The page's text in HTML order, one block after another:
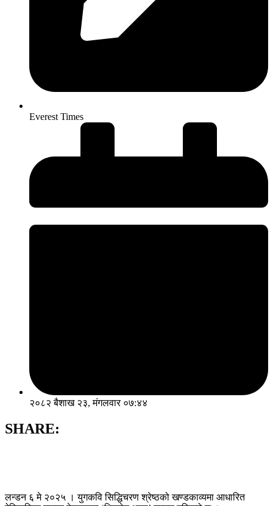
Everest Times
२०८२ बैशाख २३, मंगलवार ०७:४४
SHARE:
लन्डन ६ मे २०२५ । युगकवि सिद्धिचरण श्रेष्ठको खण्डकाव्यमा आधारित